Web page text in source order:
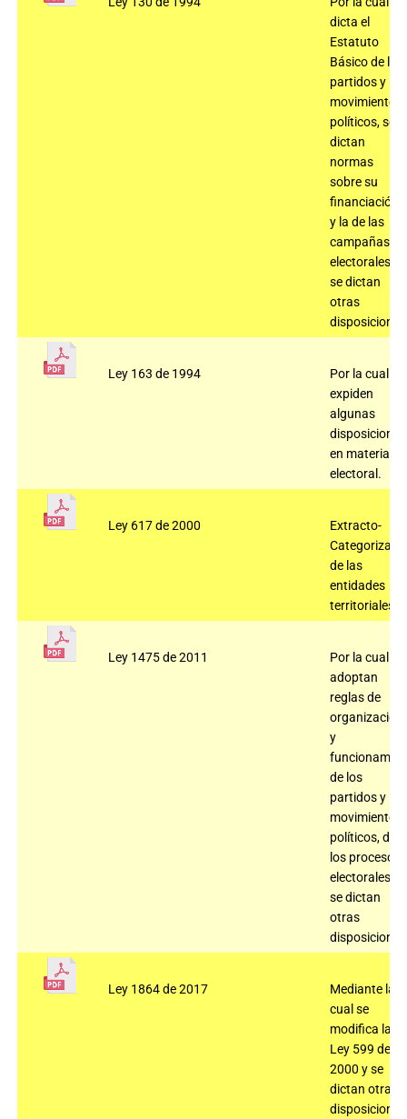
dicta el
Estatuto
Básico de los
partidos y
movimientos
políticos, se
dictan
normas
sobre su
financiación
y la de las
campañas
electorales y
se dictan
otras
Ley 163 de 1994
Por la cual se
expiden
algunas
disposiciones
en materia
electoral.
Ley 617 de 2000
Extracto-
de las
entidades
territoriales.
Ley 1475 de 2011
Por la cual se
adoptan
reglas de
organización
y
de los
partidos y
movimientos
políticos, de
los procesos
electorales y
se dictan
otras
Ley 1864 de 2017
Mediante la
cual se
modifica la
Ley 599 de
2000 y se
dictan otras
disposiciones